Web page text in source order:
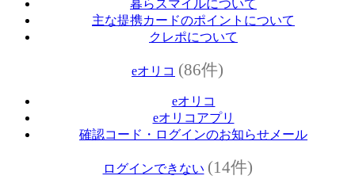
暮らスマイルについて
主な提携カードのポイントについて
クレポについて
eオリコ (86件)
eオリコ
eオリコアプリ
確認コード・ログインのお知らせメール
ログインできない (14件)